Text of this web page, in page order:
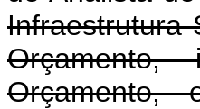
Infraestrutura
Orçamento,